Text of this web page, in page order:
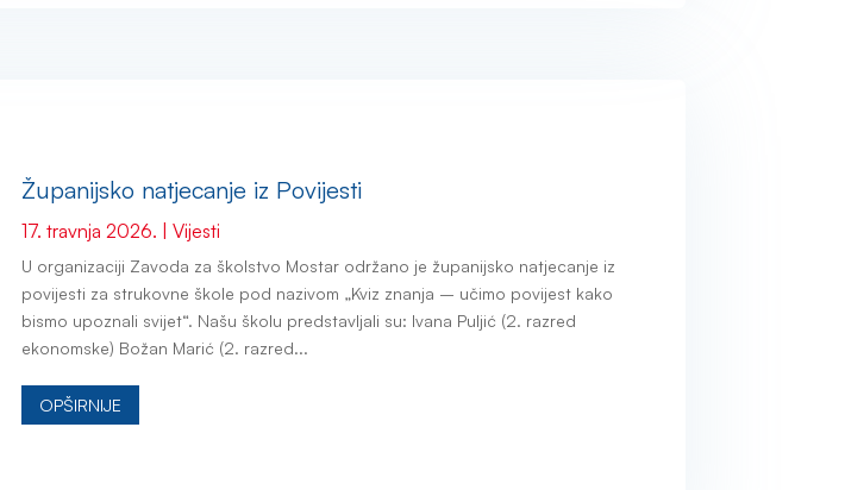
Županijsko natjecanje iz Povijesti
17. travnja 2026. |Vijesti
U organizaciji Zavoda za školstvo Mostar održano je županijsko natjecanje iz
povijesti za strukovne škole pod nazivom „Kviz znanja – učimo povijest kako
bismo upoznali svijet“. Našu školu predstavljali su: Ivana Puljić (2. razred
ekonomske) Božan Marić (2. razred...
OPŠIRNIJE